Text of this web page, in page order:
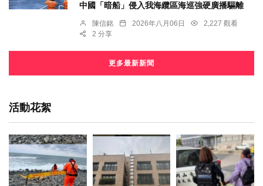
中國「暗船」侵入我海纜區海巡強硬廣播驅離
陳信銘 2026年八月06日
2,227 觀看
2 分享
更多最新新聞
活動花絮